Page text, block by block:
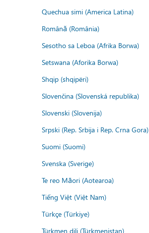
Quechua simi (America Latina)
Română (România)
Sesotho sa Leboa (Afrika Borwa)
Setswana (Aforika Borwa)
Shqip (shqipëri)
Slovenčina (Slovenská republika)
Slovenski (Slovenija)
Srpski (Rep. Srbija i Rep. Crna Gora)
Suomi (Suomi)
Svenska (Sverige)
Te reo Māori (Aotearoa)
Tiếng Việt (Việt Nam)
Türkçe (Türkiye)
Türkmen dili (Türkmenistan)